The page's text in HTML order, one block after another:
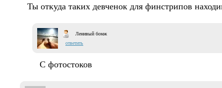
Ты откуда таких девченок для финстрипов
Ленивый бомж
ответить
С фотостоков